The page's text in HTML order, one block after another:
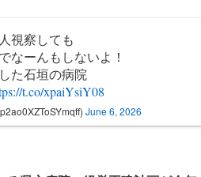
視察しても
なーんもしないよ！
た石垣の病院
t.co/xpaiYsiY08
June 6, 2026